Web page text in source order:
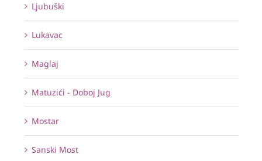
Ljubuški
Lukavac
Maglaj
Matuzići - Doboj Jug
Mostar
Sanski Most